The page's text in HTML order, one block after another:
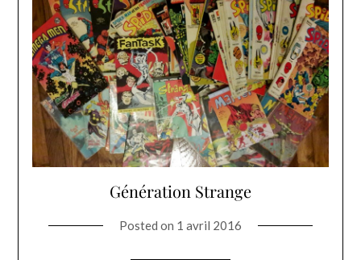
Génération Strange
Posted on 1 avril 2016